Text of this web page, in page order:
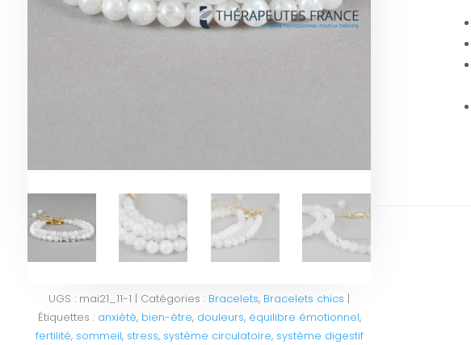
UGS : mai21_11-1 Catégories : Bracelets, Bracelets chics
Étiquettes : anxiété, bien-être, douleurs, équilibre émotionnel,
fertilité, sommeil, stress, système circulatoire, système digestif